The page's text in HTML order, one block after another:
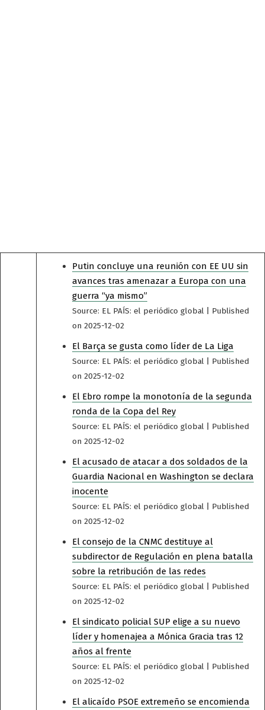
Putin concluye una reunión con EE UU sin
avances tras amenazar a Europa con una
guerra “ya mismo”
Source: EL PAÍS: el periódico global
Published
on 2025-12-02
El Barça se gusta como líder de La Liga
Source: EL PAÍS: el periódico global
Published
on 2025-12-02
El Ebro rompe la monotonía de la segunda
ronda de la Copa del Rey
Source: EL PAÍS: el periódico global
Published
on 2025-12-02
El acusado de atacar a dos soldados de la
Guardia Nacional en Washington se declara
inocente
Source: EL PAÍS: el periódico global
Published
on 2025-12-02
El consejo de la CNMC destituye al
subdirector de Regulación en plena batalla
sobre la retribución de las redes
Source: EL PAÍS: el periódico global
Published
on 2025-12-02
El sindicato policial SUP elige a su nuevo
líder y homenajea a Mónica Gracia tras 12
años al frente
Source: EL PAÍS: el periódico global
Published
on 2025-12-02
El alicaído PSOE extremeño se encomienda